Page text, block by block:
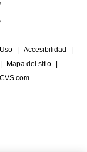
Accesibilidad
Mapa del sitio